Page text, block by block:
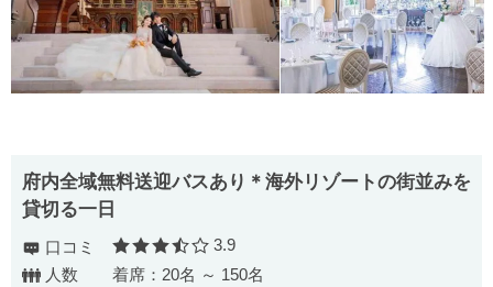
府内全域無料送迎バスあり＊海外リゾートの街並みを
貸切る一日
口コミ 口コミ評価
3.9
人数
着席：20名 ～ 150名